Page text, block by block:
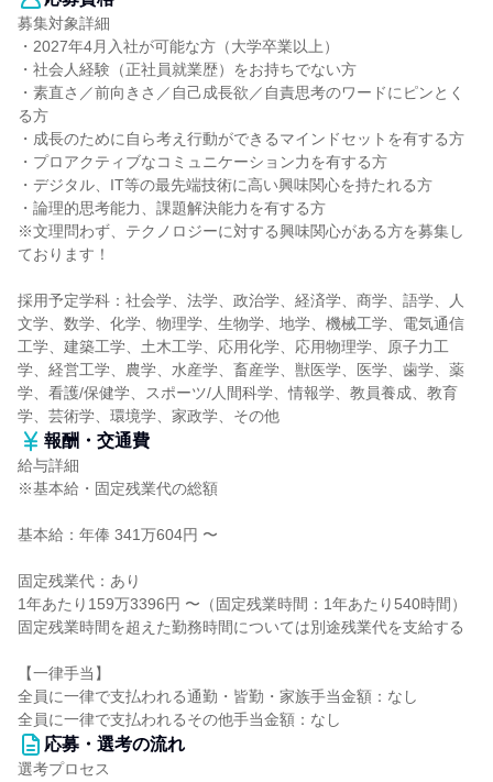
募集対象詳細
・2027年4月入社が可能な方（大学卒業以上）
・社会人経験（正社員就業歴）をお持ちでない方
・素直さ／前向きさ／自己成長欲／自責思考のワードにピンとく
る方
・成長のために自ら考え行動ができるマインドセットを有する方
・プロアクティブなコミュニケーション力を有する方
・デジタル、IT等の最先端技術に高い興味関心を持たれる方
・論理的思考能力、課題解決能力を有する方
※文理問わず、テクノロジーに対する興味関心がある方を募集し
ております！
採用予定学科：社会学、法学、政治学、経済学、商学、語学、人
文学、数学、化学、物理学、生物学、地学、機械工学、電気通信
工学、建築工学、土木工学、応用化学、応用物理学、原子力工
学、経営工学、農学、水産学、畜産学、獣医学、医学、歯学、薬
学、看護/保健学、スポーツ/人間科学、情報学、教員養成、教育
学、芸術学、環境学、家政学、その他
報酬・交通費
給与詳細
※基本給・固定残業代の総額
基本給：年俸 341万604円 〜
固定残業代：あり
1年あたり159万3396円 〜（固定残業時間：1年あたり540時間）
固定残業時間を超えた勤務時間については別途残業代を支給する
【一律手当】
全員に一律で支払われる通勤・皆勤・家族手当金額：なし
全員に一律で支払われるその他手当金額：なし
応募・選考の流れ
選考プロセス